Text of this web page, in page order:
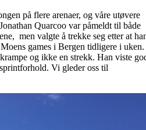
på flere arenaer, og våre utøvere
Quarcoo var påmeldt til både
men valgte å trekke seg etter at
games i Bergen tidligere i uken.
og ikke en strekk. Han viste
Vi gleder oss til